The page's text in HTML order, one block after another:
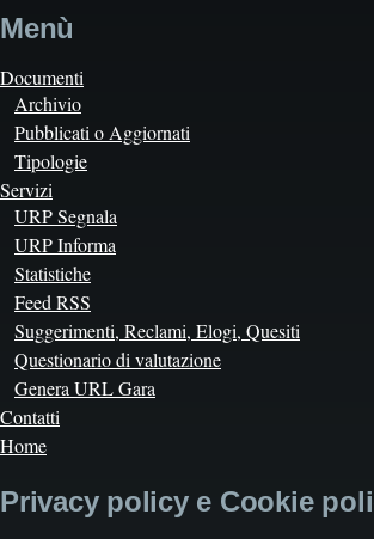
Menù
Documenti
Archivio
Pubblicati o Aggiornati
Tipologie
Servizi
URP Segnala
URP Informa
Statistiche
Feed RSS
Suggerimenti, Reclami, Elogi, Quesiti
Questionario di valutazione
Genera URL Gara
Contatti
Home
Privacy policy e Cookie